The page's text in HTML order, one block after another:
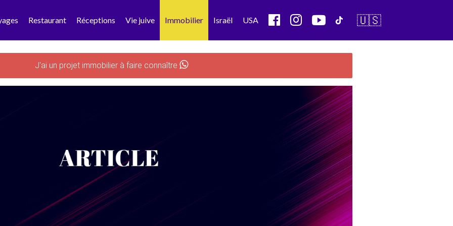
Restaurant Réceptions Vie juive Immobilier Israël USA 🇺🇸
J'ai un projet immobilier à faire connaître